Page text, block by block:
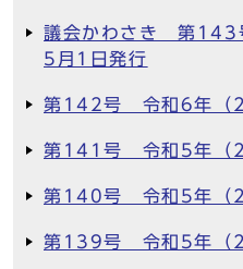
議会かわさき 第143
5月1日発行
第142号 令和6年（
第141号 令和5年（
第140号 令和5年（
第139号 令和5年（